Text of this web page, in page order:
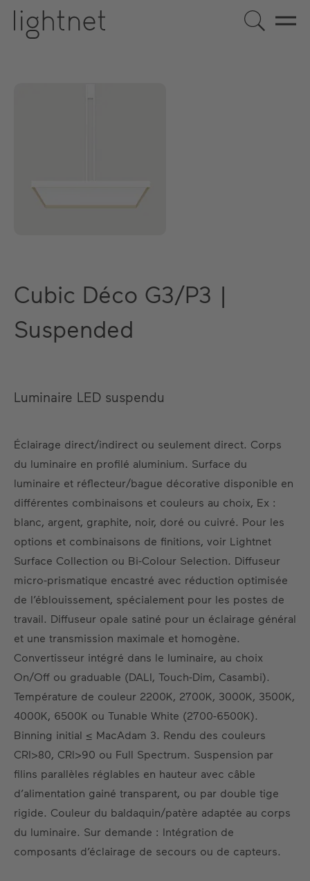
FR DE EN US ES
Cubic Déco G3/P3 |
Suspended
Luminaire LED suspendu
Éclairage direct/indirect ou seulement direct. Corps
du luminaire en profilé aluminium. Surface du
luminaire et réflecteur/bague décorative disponible en
différentes combinaisons et couleurs au choix, Ex :
blanc, argent, graphite, noir, doré ou cuivré. Pour les
options et combinaisons de finitions, voir Lightnet
Surface Collection ou Bi-Colour Selection. Diffuseur
micro-prismatique encastré avec réduction optimisée
de l’éblouissement, spécialement pour les postes de
travail. Diffuseur opale satiné pour un éclairage général
et une transmission maximale et homogène.
Convertisseur intégré dans le luminaire, au choix
On/Off ou graduable (DALI, Touch-Dim, Casambi).
Température de couleur 2200K, 2700K, 3000K, 3500K,
4000K, 6500K ou Tunable White (2700-6500K).
Binning initial ≤ MacAdam 3. Rendu des couleurs
CRI>80, CRI>90 ou Full Spectrum. Suspension par
filins parallèles réglables en hauteur avec câble
d’alimentation gainé transparent, ou par double tige
rigide. Couleur du baldaquin/patère adaptée au corps
du luminaire. Sur demande : Intégration de
composants d’éclairage de secours ou de capteurs.